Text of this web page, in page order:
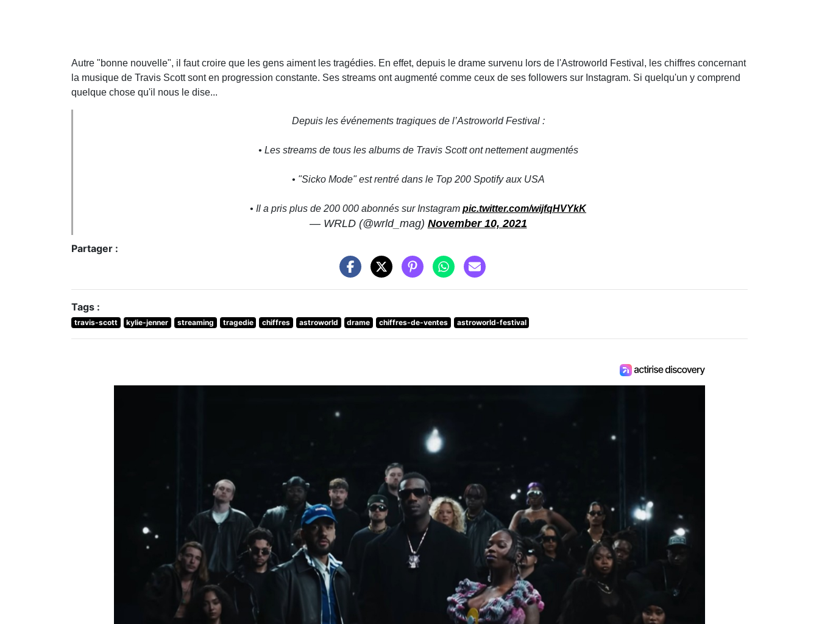
Autre "bonne nouvelle", il faut croire que les gens aiment les tragédies. En effet, depuis le drame survenu lors de l'Astroworld Festival, les chiffres concernant
la musique de Travis Scott sont en progression constante. Ses streams ont augmenté comme ceux de ses followers sur Instagram. Si quelqu'un y comprend
quelque chose qu'il nous le dise...
Depuis les événements tragiques de l’Astroworld Festival :
• Les streams de tous les albums de Travis Scott ont nettement augmentés
• "Sicko Mode" est rentré dans le Top 200 Spotify aux USA
• Il a pris plus de 200 000 abonnés sur Instagram pic.twitter.com/wijfqHVYkK
— WRLD (@wrld_mag) November 10, 2021
Partager :
Tags :
travis-scott kylie-jenner streaming tragedie chiffres astroworld drame chiffres-de-ventes astroworld-festival